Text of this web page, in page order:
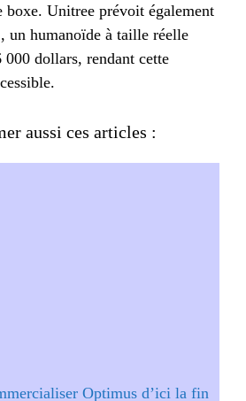
boxe. Unitree prévoit également
un humanoïde à taille réelle
000 dollars, rendant cette
aussi ces articles :
Optimus d’ici la fin